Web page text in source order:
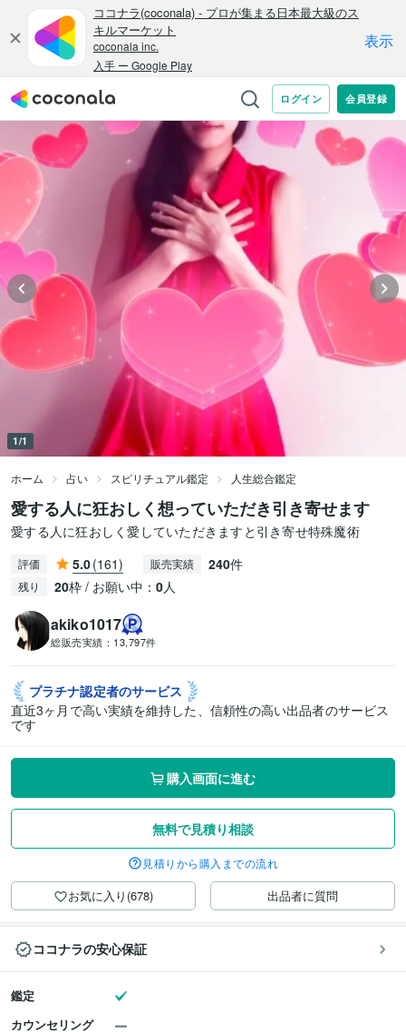
1/1
ホーム 占い スピリチュアル鑑定 人生総合鑑定
愛する人に狂おしく想っていただき引き寄せます
愛する人に狂おしく愛していただきますと引き寄せ特殊魔術
評価 5.0(161) 販売実績 240件
残り 20枠 / お願い中： 0人
akiko1017
総販売実績： 13,797件
プラチナ認定者のサービス
直近3ヶ月で高い実績を維持した、信頼性の高い出品者のサービス
です
購入画面に進む
無料で見積り相談
見積りから購入までの流れ
お気に入り(678) 出品者に質問
ココナラの安心保証
鑑定
カウンセリング